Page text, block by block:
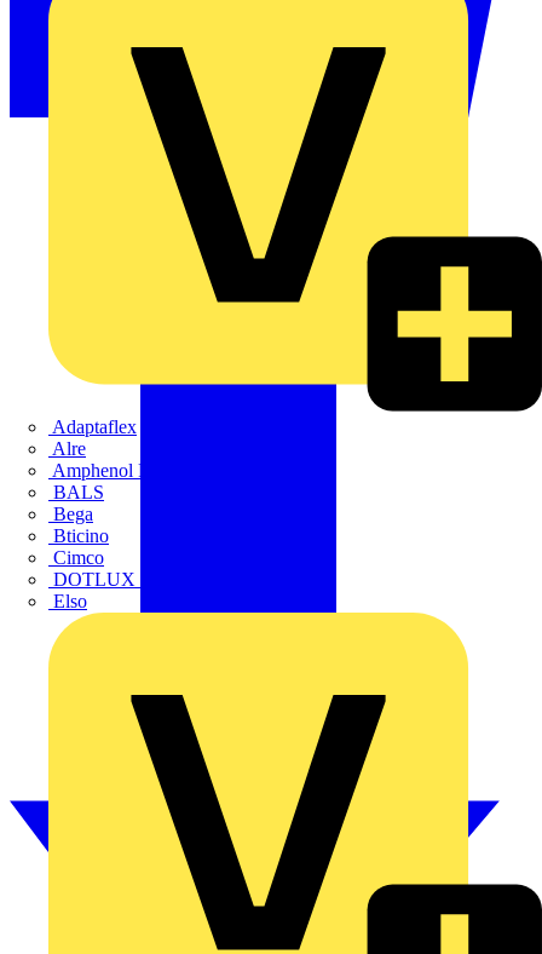
Adaptaflex
Alre
Amphenol FTG
BALS
Bega
Bticino
Cimco
DOTLUX GmbH
Elso